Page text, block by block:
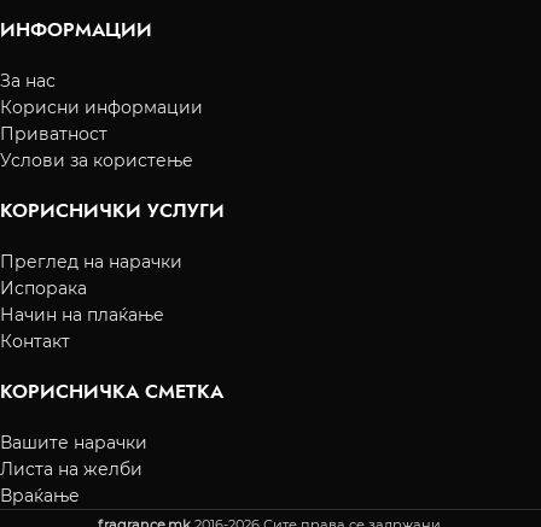
ИНФОРМАЦИИ
За нас
Корисни информации
Приватност
Услови за користење
КОРИСНИЧКИ УСЛУГИ
Преглед на нарачки
Испорака
Начин на плаќање
Контакт
КОРИСНИЧКА СМЕТКА
Вашите нарачки
Листа на желби
Враќање